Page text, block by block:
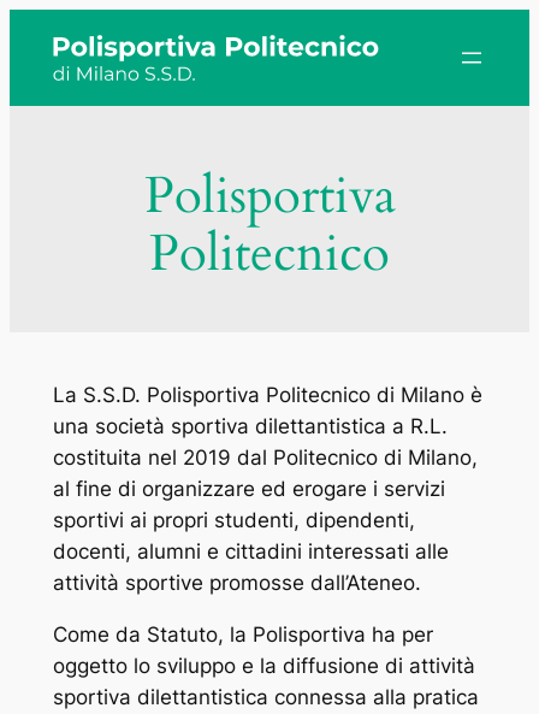
contenuto
Polisportiva
Politecnico
La S.S.D. Polisportiva Politecnico di Milano è
una società sportiva dilettantistica a R.L.
costituita nel 2019 dal Politecnico di Milano,
al fine di organizzare ed erogare i servizi
sportivi ai propri studenti, dipendenti,
docenti, alumni e cittadini interessati alle
attività sportive promosse dall’Ateneo.
Come da Statuto, la Polisportiva ha per
oggetto lo sviluppo e la diffusione di attività
sportiva dilettantistica connessa alla pratica